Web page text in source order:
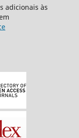
adicionais às